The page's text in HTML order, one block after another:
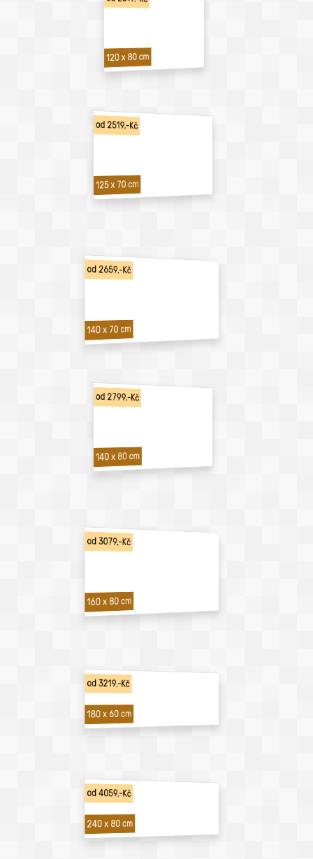
120 x 80 cm
od 2519,-Kč
125 x 70 cm
od 2659,-Kč
140 x 70 cm
od 2799,-Kč
140 x 80 cm
od 3079,-Kč
160 x 80 cm
od 3219,-Kč
180 x 60 cm
od 4059,-Kč
240 x 80 cm